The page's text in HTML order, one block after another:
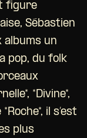
figure
Sébastien
albums un
pop, du folk
*Divine*,
il s’est
plus